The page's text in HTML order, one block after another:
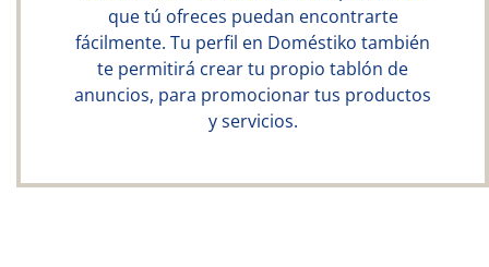
que tú ofreces puedan encontrarte
fácilmente. Tu perfil en Doméstiko también
te permitirá crear tu propio tablón de
anuncios, para promocionar tus productos
y servicios.